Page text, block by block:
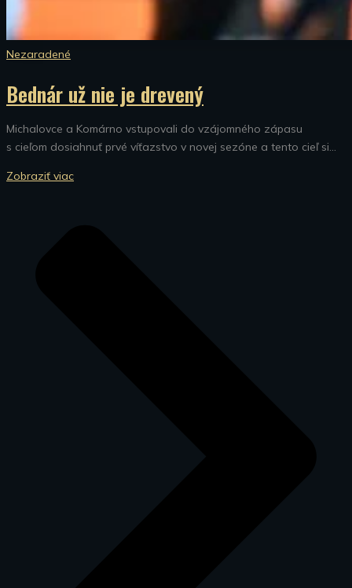
Nezaradené
Bednár už nie je drevený
Michalovce a Komárno vstupovali do vzájomného zápasu
s cieľom dosiahnuť prvé víťazstvo v novej sezóne a tento cieľ si...
Zobraziť viac